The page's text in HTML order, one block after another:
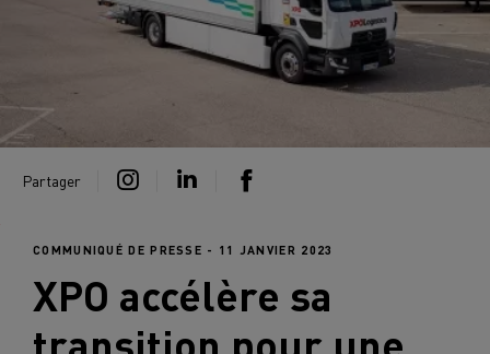
Partager
COMMUNIQUÉ DE PRESSE - 11 JANVIER 2023
XPO accélère sa